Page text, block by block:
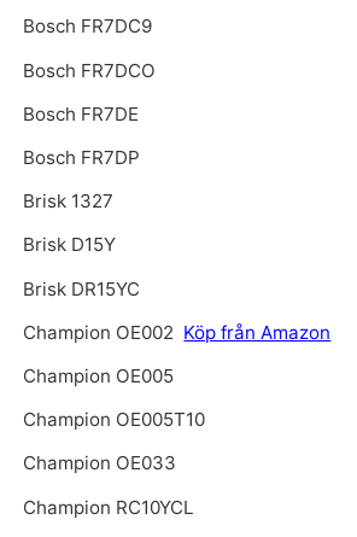
Bosch FR7DC9
Bosch FR7DCO
Bosch FR7DE
Bosch FR7DP
Brisk 1327
Brisk D15Y
Brisk DR15YC
Champion OE002 Köp från Amazon
Champion OE005
Champion OE005T10
Champion OE033
Champion RC10YCL